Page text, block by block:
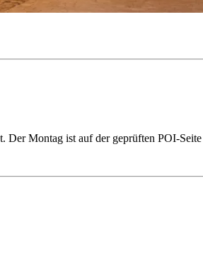
Montag ist auf der geprüften POI-